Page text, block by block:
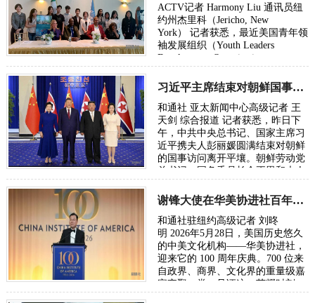
ACTV记者 Harmony Liu 通讯员纽
约州杰里科（Jericho, New
York） 记者获悉，最近美国青年领
袖发展组织（Youth Leaders
Development Organization，
AI与信息技术负责人Eric …
时间：2026-06-16
习近平主席结束对朝鲜国事访问昨日已返京
和通社 亚太新闻中心高级记者 王
天剑 综合报道 记者获悉，昨日下
午，中共中央总书记、国家主席习
近平携夫人彭丽媛圆满结束对朝鲜
的国事访问离开平壤。朝鲜劳动党
总书记、国务委员长金正恩和夫人
人彭丽媛…
时间：2026-06-10
谢锋大使在华美协进社百年庆典礼赞新时代东西方文明交流
和通社驻纽约高级记者 刘昸
明 2026年5月28日，美国历史悠久
的中美文化机构——华美协进社，
迎来它的 100 周年庆典。700 位来
自政界、商界、文化界的重量级嘉
宾齐聚一堂，见证这一荣耀时刻。